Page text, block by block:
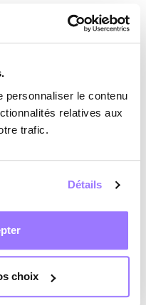
personnaliser le contenu
relatives aux
trafic.
Détails
choix
Mtukudzi
Théâtre
Poly-
de